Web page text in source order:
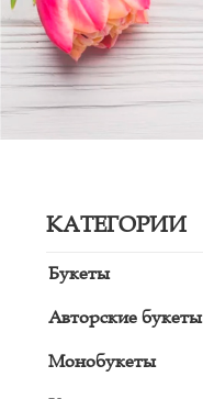
КАТЕГОРИИ
Букеты
Авторские букеты
Монобукеты